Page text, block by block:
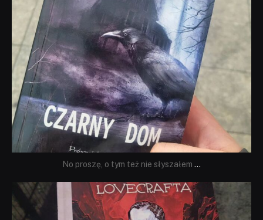
No proszę, o tym też nie słyszałem ...
dobryhorror
Wrz 19